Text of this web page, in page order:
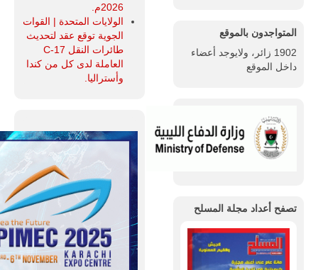
المتواجدون بالموقع
1902 زائر، ولايوجد أعضاء
داخل الموقع
تصفح أعداد مجلة المسلح
2026م.
الولايات المتحدة | القوات
الجوية توقع عقد لتحديث
طائرات النقل C-17
العاملة لدى كل من كندا
وأستراليا.